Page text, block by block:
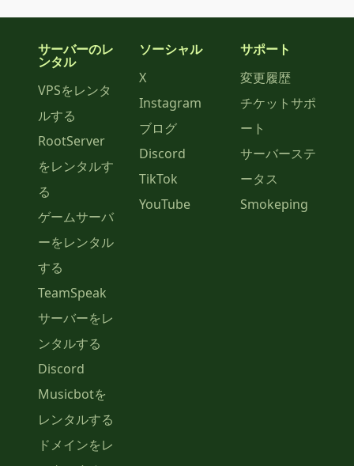
サーバーのレ
ンタル
VPSをレンタ
ルする
RootServer
をレンタルす
る
ゲームサーバ
ーをレンタル
する
TeamSpeak
サーバーをレ
ンタルする
Discord
Musicbotを
レンタルする
ドメインをレ
ソーシャル
X
Instagram
ブログ
Discord
TikTok
YouTube
サポート
変更履歴
チケットサポ
ート
サーバーステ
ータス
Smokeping